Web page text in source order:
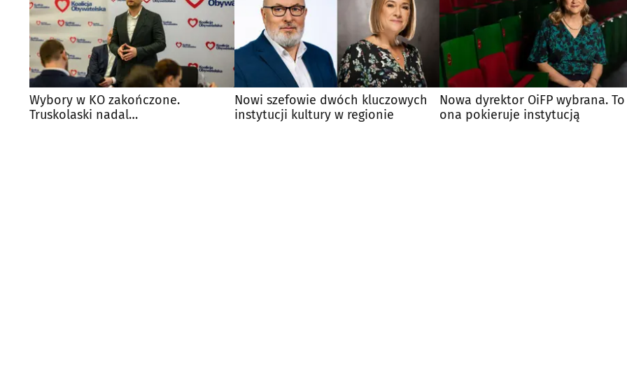
Wybory w KO zakończone.
Truskolaski nadal
Nowi szefowie dwóch kluczowych
instytucji kultury w regionie
Nowa dyrektor OiFP wybrana. To
ona pokieruje instytucją